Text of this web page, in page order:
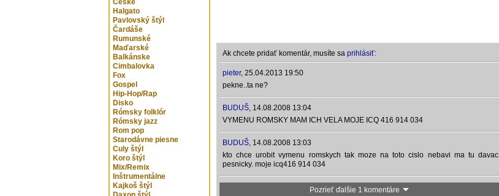
České
Halgato
Pavlovský štýl
Čardáše
Rumunské
Maďarské
Balkánske
Cimbalovka
Fox
Gospel
Hip-Hop/Rap
Disko
Rómsky folklór
Rómsky jazz
Rom pop
Starodávne piesne
Culy štýl
Koro štýl
Mix/Remix
Inštrumentálne
Kajkoš štýl
Ak chcete pridať komentár, musíte sa prihlásiť:
pieter, 25.04.2013 19:50
pekne..ta ne?
BUDUŠ, 14.08.2008 13:04
VYMENU ROMSKY MAM ICH VELA MOJE ICQ 416 914 034
BUDUŠ, 14.08.2008 13:03
kto chce urobit vymenu romskych tak moze na toto cislo nebavi ma tu davac
pesnicky. moje icq416 914 034
Pozrieť ďalšie 1 komentáre